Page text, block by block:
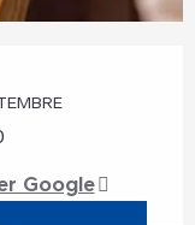
Google